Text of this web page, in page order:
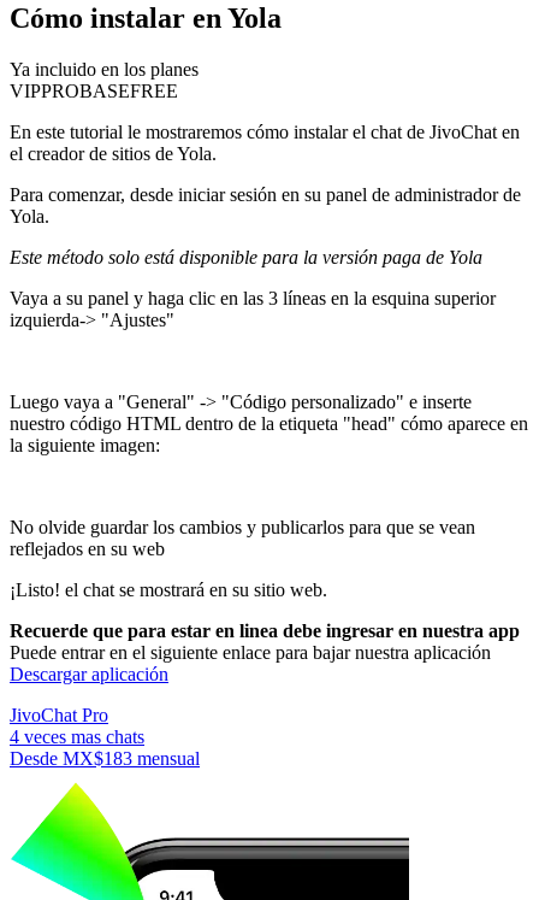
Cómo instalar en Yola
Ya incluido en los planes
VIPPROBASEFREE
En este tutorial le mostraremos cómo instalar el chat de JivoChat en
el creador de sitios de Yola.
Para comenzar, desde iniciar sesión en su panel de administrador de
Yola.
Este método solo está disponible para la versión paga de Yola
Vaya a su panel y haga clic en las 3 líneas en la esquina superior
izquierda-> "Ajustes"
Luego vaya a "General" -> "Código personalizado" e inserte
nuestro código HTML dentro de la etiqueta "head" cómo aparece en
la siguiente imagen:
No olvide guardar los cambios y publicarlos para que se vean
reflejados en su web
¡Listo! el chat se mostrará en su sitio web.
Recuerde que para estar en linea debe ingresar en nuestra app
Puede entrar en el siguiente enlace para bajar nuestra aplicación
Descargar aplicación
JivoChat Pro
4 veces mas chats
Desde MX$183 mensual